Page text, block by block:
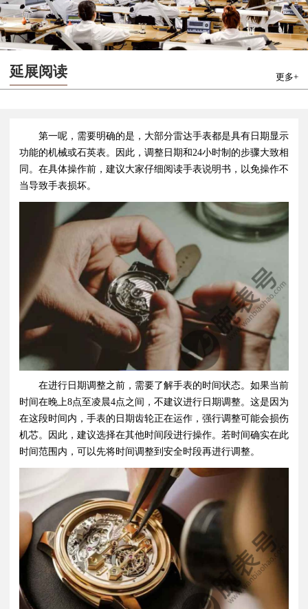
延展阅读 更多+
第一呢，需要明确的是，大部分雷达手表都是具有日期显示
功能的机械或石英表。因此，调整日期和24小时制的步骤大致相
同。在具体操作前，建议大家仔细阅读手表说明书，以免操作不
当导致手表损坏。
在进行日期调整之前，需要了解手表的时间状态。如果当前
时间在晚上8点至凌晨4点之间，不建议进行日期调整。这是因为
在这段时间内，手表的日期齿轮正在运作，强行调整可能会损伤
机芯。因此，建议选择在其他时间段进行操作。若时间确实在此
时间范围内，可以先将时间调整到安全时段再进行调整。